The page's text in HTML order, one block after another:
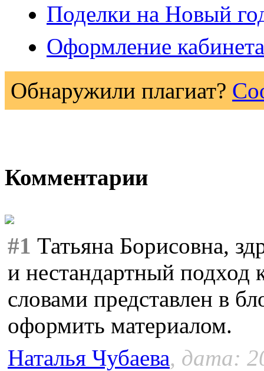
Поделки на Новый
Оформление
Обнаружили плагиат?
Комментарии
#1 Татьяна Борисовна,
и нестандартный подход
словами представлен в
оформить материалом.
Наталья Чубаева, дата: